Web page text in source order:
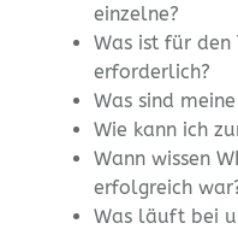
einzelne?
Was ist für
erforderlich?
Was sind
Wie kann ich
Wann wissen
erfolgreich
Was läuft bei